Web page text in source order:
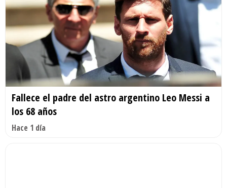
Fallece el padre del astro argentino Leo Messi a
los 68 años
Hace 1 día